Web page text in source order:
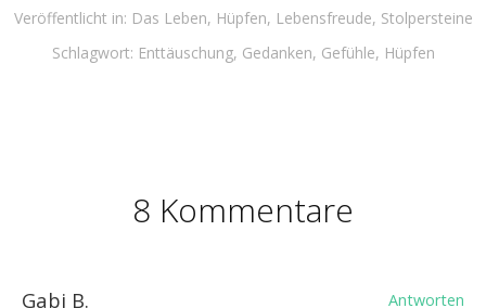
Veröffentlicht in: Das Leben, Hüpfen, Lebensfreude, Stolpersteine
Schlagwort: Enttäuschung, Gedanken, Gefühle, Hüpfen
8 Kommentare
Gabi B.
Antworten